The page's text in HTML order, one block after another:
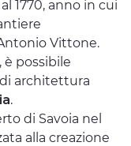
1770, anno in cui
Vittone.
è possibile
architettura
.
di Savoia nel
alla creazione